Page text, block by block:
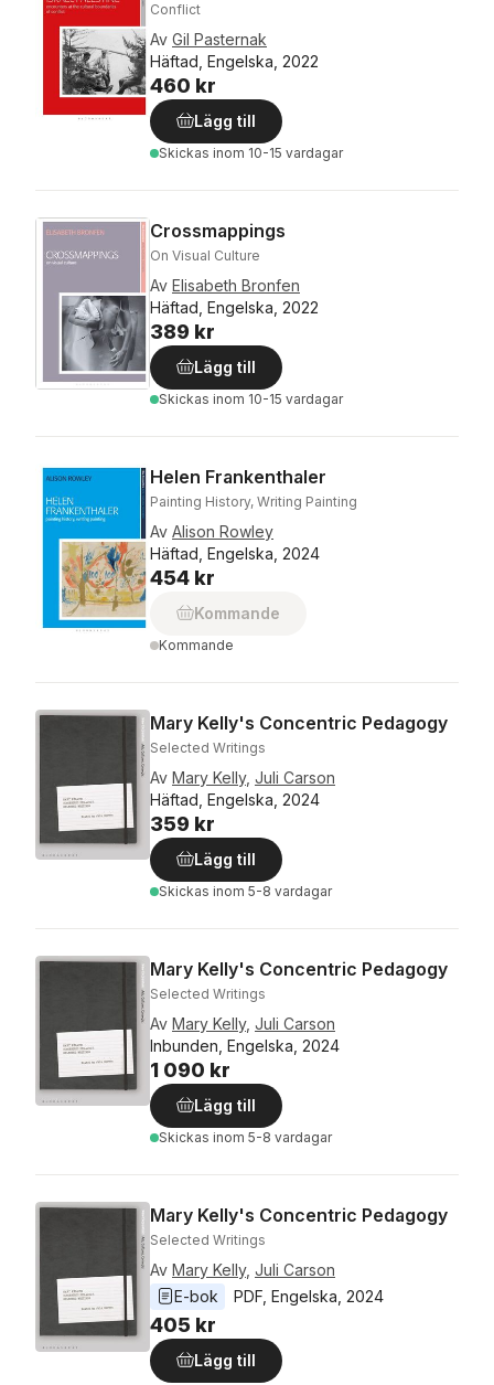
Conflict
Av Gil Pasternak
Häftad, Engelska, 2022
460 kr
Lägg till
Skickas inom 10-15 vardagar
Crossmappings
On Visual Culture
Av Elisabeth Bronfen
Häftad, Engelska, 2022
389 kr
Lägg till
Skickas inom 10-15 vardagar
Helen Frankenthaler
Painting History, Writing Painting
Av Alison Rowley
Häftad, Engelska, 2024
454 kr
Kommande
Kommande
Mary Kelly's Concentric Pedagogy
Selected Writings
Av Mary Kelly, Juli Carson
Häftad, Engelska, 2024
359 kr
Lägg till
Skickas inom 5-8 vardagar
Mary Kelly's Concentric Pedagogy
Selected Writings
Av Mary Kelly, Juli Carson
Inbunden, Engelska, 2024
1 090 kr
Lägg till
Skickas inom 5-8 vardagar
Mary Kelly's Concentric Pedagogy
Selected Writings
Av Mary Kelly, Juli Carson
E-bok
PDF Engelska 2024
405 kr
Lägg till